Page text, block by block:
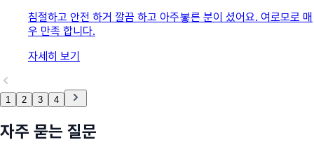
침절하고 안전 하거 깔끔 하고 아주봏른 분이 셨어요. 여로모로 매
우 만족 합니다.
자세히 보기
1 2 3 4
자주 묻는 질문